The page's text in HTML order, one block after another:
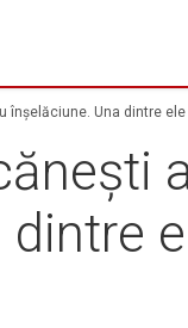
înșelăciune. Una dintre